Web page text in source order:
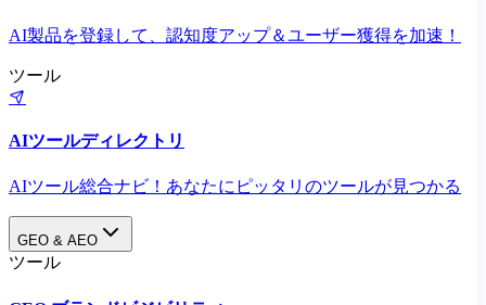
AI製品を登録して、認知度アップ＆ユーザー獲得を加速！
ツール
AIツールディレクトリ
AIツール総合ナビ！あなたにピッタリのツールが見つかる
GEO & AEO
ツール